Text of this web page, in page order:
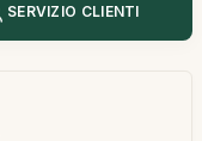
SERVIZIO CLIENTI